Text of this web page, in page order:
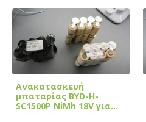
Ανακατασκευή
μπαταρίας BYD-H-
SC1500P NiMh 18V για…